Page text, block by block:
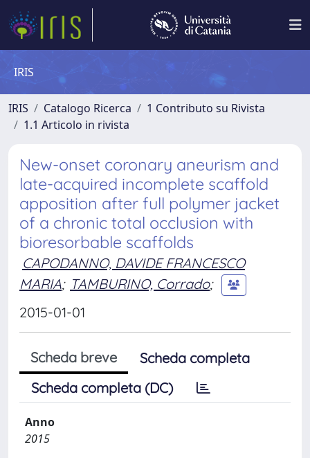
IRIS
IRIS Catalogo Ricerca
1 Contributo su Rivista
1.1 Articolo in rivista
New-onset coronary aneurism and
late-acquired incomplete scaffold
apposition after full polymer jacket
of a chronic total occlusion with
bioresorbable scaffolds
CAPODANNO, DAVIDE FRANCESCO
MARIA; TAMBURINO, Corrado;
2015-01-01
Scheda breve
Scheda completa
Scheda completa (DC)
Anno
2015